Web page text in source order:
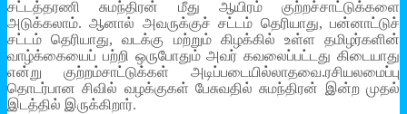
சட்டத்தரணி சுமந்திரன் மீது ஆயிரம் குற்றச்சாட்டுக்களை
அடுக்கலாம். ஆனால் அவருக்குச் சட்டம் தெரியாது, பன்னாட்டுச்
சட்டம் தெரியாது, வடக்கு மற்றும் கிழக்கில் உள்ள தமிழர்களின்
வாழ்க்கையைப் பற்றி ஒருபோதும் அவர் கவலைப்பட்டது கிடையாது
என்று குற்றம்சாட்டுக்கள் அடிப்படையில்லாதவை.ரசியலமைப்பு
தொடர்பான சிவில் வழக்குகள் பேசுவதில் சுமந்திரன் இன்ற முதல்
இடத்தில் இருக்கிறார்.